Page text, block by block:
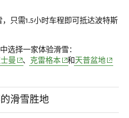
，只需1.5小时车程即可抵达波特斯
in new window)
选择一家体验滑雪：
new window)
曼 (opens in new window)
、 克雷格本(opens in new
和天普盆地(opens
滑雪胜地